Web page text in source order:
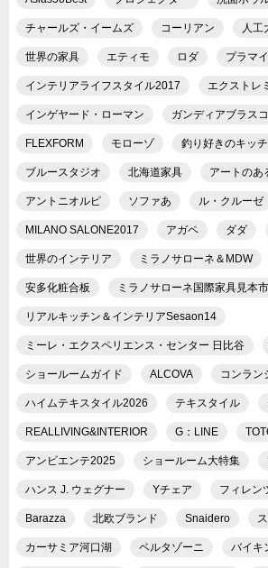
チャールズ・イームズ コーリアン 人工
世界の家具 エティモ ロダ プラマ
インテリアライフスタイル2017 エクストレ
インゲヤード・ローマン ガンディアブラスコ
FLEXFORM モローゾ 釣り好きのキッ
ブルースタジオ 北海道家具 アートのあ
アントニオルピ ソファあ ル・クルーゼ
MILANO SALONE2017 アガペ ダダ
世界のインテリア ミラノサローネ＆MDW
安多化粧合板 ミラノサローネ国際家具見本
リアルキッチン＆インテリアSesaon14
ミーレ・エクスペリエンス・センター 日比谷
ショールームガイド ALCOVA コンラン
ハイムテキスタイル2026 テキスタイル
REALLIVING&INTERIOR G：LINE
アンビエンテ2025 ショールーム大特集
ハンス J. ウェグナー Yチェア フィレン
Barazza 北欧ブランド Snaidero
カーサミア河口湖 ベルタゾーニ バイキ